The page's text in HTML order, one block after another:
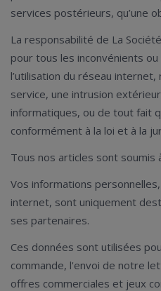
services postérieurs, qu’une
La responsabilité de La
pour tous les inconvénients
l’utilisation du réseau
service, une intrusion
informatiques, ou de tout fait
conformément à la loi et à la
Tous nos articles sont soumis
Vos informations
internet, sont uniquement
ses partenaires.
Ces données sont utilisées
commande, l'envoi de notre
offres commerciales et jeux